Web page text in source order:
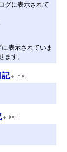
グに表示されて
表示されていま
ます。
記